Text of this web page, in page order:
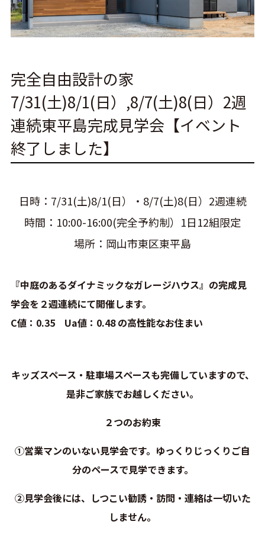
完全自由設計の家
7/31(土)8/1(日）,8/7(土)8(日）2週
連続東平島完成見学会【イベント
終了しました】
日時：7/31(土)8/1(日）・8/7(土)8(日）2週連続
時間：10:00-16:00(完全予約制）1日12組限定
場所：岡山市東区東平島
『中庭のあるダイナミックなガレージハウス』の完成見
学会を２週連続にて開催します。
C値：0.35 Ua値：0.48 の高性能なお住まい
キッズスペース・駐車場スペースも完備していますので、
是非ご家族でお越しください。
２つのお約束
①営業マンのいない見学会です。ゆっくりじっくりご自
分のペースで見学できます。
②見学会後には、しつこい勧誘・訪問・連絡は一切いた
しません。